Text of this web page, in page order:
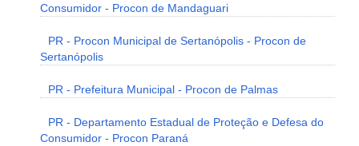
Consumidor - Procon de Mandaguari
PR - Procon Municipal de Sertanópolis - Procon de
Sertanópolis
PR - Prefeitura Municipal - Procon de Palmas
PR - Departamento Estadual de Proteção e Defesa do
Consumidor - Procon Paraná